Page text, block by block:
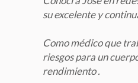
su excelente y
Como médico que
riesgos para un
rendimiento .